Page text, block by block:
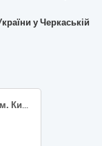
у Черкаській
Коригування «Схеми теплопостачання м. Києва на період до 2030 року», згідно з кодом ЄСЗ ДК 021:2015 – 71320000-7 Послуги з інженерного проектування